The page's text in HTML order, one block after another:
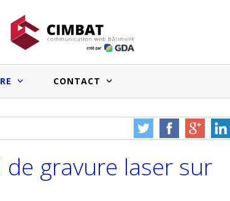
des entreprises du BTP
travail des artisans
CONTACT
Une erreur ou un bug à
Vous
votre
gravure laser sur